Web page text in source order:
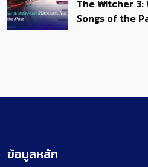
The Witcher 3:
Songs of the
ข้อมูลหลัก